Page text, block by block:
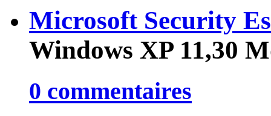
Microsoft Security
Windows XP 11,30
0 commentaires